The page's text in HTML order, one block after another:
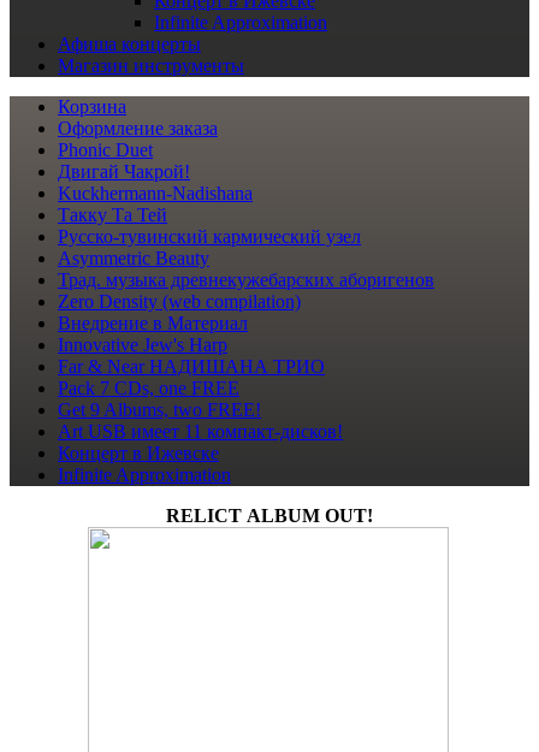
Infinite Approximation
Афиша концерты
Магазин инструменты
Корзина
Оформление заказа
Phonic Duet
Двигай Чакрой!
Kuckhermann-Nadishana
Такку Та Тей
Русско-тувинский кармический узел
Asymmetric Beauty
Трад. музыка древнекужебарских аборигенов
Zero Density (web compilation)
Внедрение в Материал
Innovative Jew's Harp
Far & Near НАДИШАНА ТРИО
Pack 7 CDs, one FREE
Get 9 Albums, two FREE!
Art USB имеет 11 компакт-дисков!
Концерт в Ижевске
Infinite Approximation
RELICT ALBUM OUT!